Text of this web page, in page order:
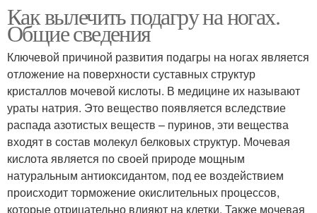
Как вылечить подагру на ногах.
Общие сведения
Ключевой причиной развития подагры на ногах является
отложение на поверхности суставных структур
кристаллов мочевой кислоты. В медицине их называют
ураты натрия. Это вещество появляется вследствие
распада азотистых веществ – пуринов, эти вещества
входят в состав молекул белковых структур. Мочевая
кислота является по своей природе мощным
натуральным антиоксидантом, под ее воздействием
происходит торможение окислительных процессов,
которые отрицательно влияют на клетки. Также мочевая